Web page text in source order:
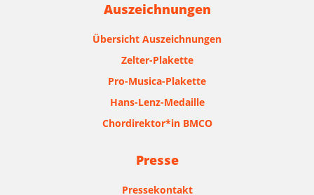
Auszeichnungen
Übersicht Auszeichnungen
Zelter-Plakette
Pro-Musica-Plakette
Hans-Lenz-Medaille
Chordirektor*in BMCO
Presse
Pressekontakt